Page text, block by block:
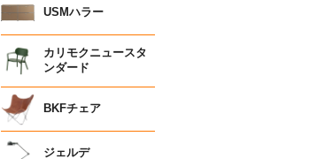
USMハラー
カリモクニュースタ
ンダード
BKFチェア
ジェルデ